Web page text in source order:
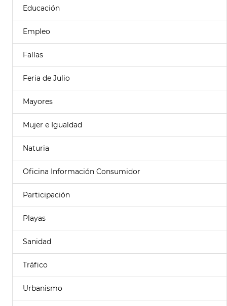
Educación
Empleo
Fallas
Feria de Julio
Mayores
Mujer e Igualdad
Naturia
Oficina Información Consumidor
Participación
Playas
Sanidad
Tráfico
Urbanismo